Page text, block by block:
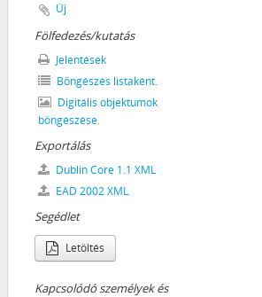
Új
Fölfedezés/kutatás
Jelentések
Böngészés listaként.
Digitális objektumok
böngészése.
Exportálás
Dublin Core 1.1 XML
EAD 2002 XML
Segédlet
Letöltés
Kapcsolódó személyek és